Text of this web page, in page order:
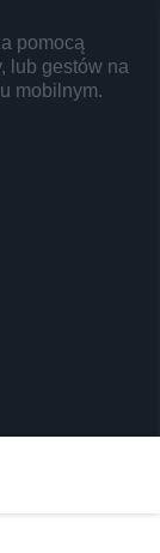
pomocą
lub gestów na
mobilnym.